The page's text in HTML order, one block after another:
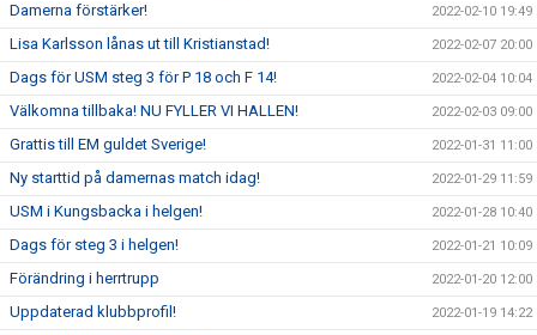
Damerna förstärker! 2022-02-10 19:49
Lisa Karlsson lånas ut till Kristianstad! 2022-02-07 20:00
Dags för USM steg 3 för P 18 och F 14! 2022-02-04 10:04
Välkomna tillbaka! NU FYLLER VI HALLEN! 2022-02-03 09:00
Grattis till EM guldet Sverige! 2022-01-31 11:00
Ny starttid på damernas match idag! 2022-01-29 11:59
USM i Kungsbacka i helgen! 2022-01-28 10:40
Dags för steg 3 i helgen! 2022-01-21 10:09
Förändring i herrtrupp 2022-01-20 12:00
Uppdaterad klubbprofil! 2022-01-19 14:22